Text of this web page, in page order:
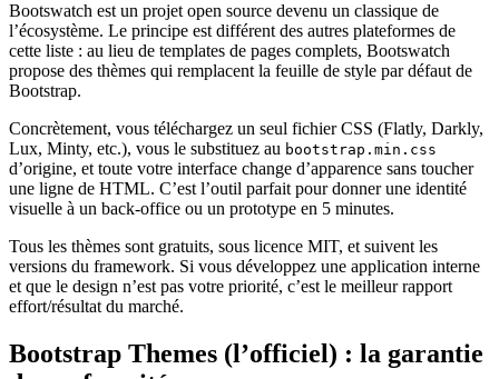
Bootswatch est un projet open source devenu un classique de
l’écosystème. Le principe est différent des autres plateformes de
cette liste : au lieu de templates de pages complets, Bootswatch
propose des thèmes qui remplacent la feuille de style par défaut de
Bootstrap.
Concrètement, vous téléchargez un seul fichier CSS (Flatly, Darkly,
Lux, Minty, etc.), vous le substituez au bootstrap.min.css
d’origine, et toute votre interface change d’apparence sans toucher
une ligne de HTML. C’est l’outil parfait pour donner une identité
visuelle à un back-office ou un prototype en 5 minutes.
Tous les thèmes sont gratuits, sous licence MIT, et suivent les
versions du framework. Si vous développez une application interne
et que le design n’est pas votre priorité, c’est le meilleur rapport
effort/résultat du marché.
Bootstrap Themes (l’officiel) : la garantie